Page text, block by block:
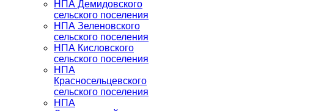
НПА Демидовского
сельского поселения
НПА Зеленовского
сельского поселения
НПА Кисловского
сельского поселения
НПА
Красносельцевского
сельского поселения
НПА